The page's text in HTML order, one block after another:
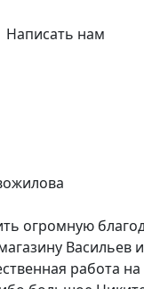
Написать нам
огромную
Васильев
работа